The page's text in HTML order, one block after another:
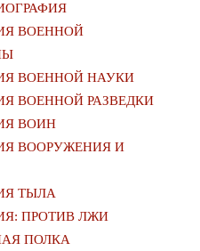
ВОЕННОЙ
ВОЕННОЙ НАУКИ
ВОЕННОЙ РАЗВЕДКИ
ВОИН
ВООРУЖЕНИЯ И
ТЫЛА
ПРОТИВ ЛЖИ
ПОЛКА